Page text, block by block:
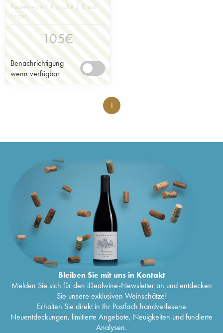
Posten von 1 Flasche | 0 auf
Lager
105€
Benachrichtigung
wenn verfügbar
1
Bleiben Sie mit uns in Kontakt
Melden Sie sich für den iDealwine-Newsletter an und entdecken
Sie unsere exklusiven Weinschätze!
Erhalten Sie direkt in Ihr Postfach handverlesene
Neuentdeckungen, limitierte Angebote, Neuigkeiten und fundierte
Analysen.